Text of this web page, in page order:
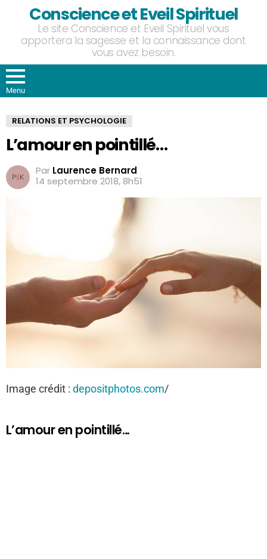
Conscience et Eveil Spirituel
Le site Conscience et Eveil Spirituel vous
apportera la sagesse et la connaissance dont
vous avez besoin.
Menu
RELATIONS ET PSYCHOLOGIE
L’amour en pointillé…
Par Laurence Bernard
14 septembre 2018, 8h51
Image crédit : depositphotos.com/
L’amour en pointillé…